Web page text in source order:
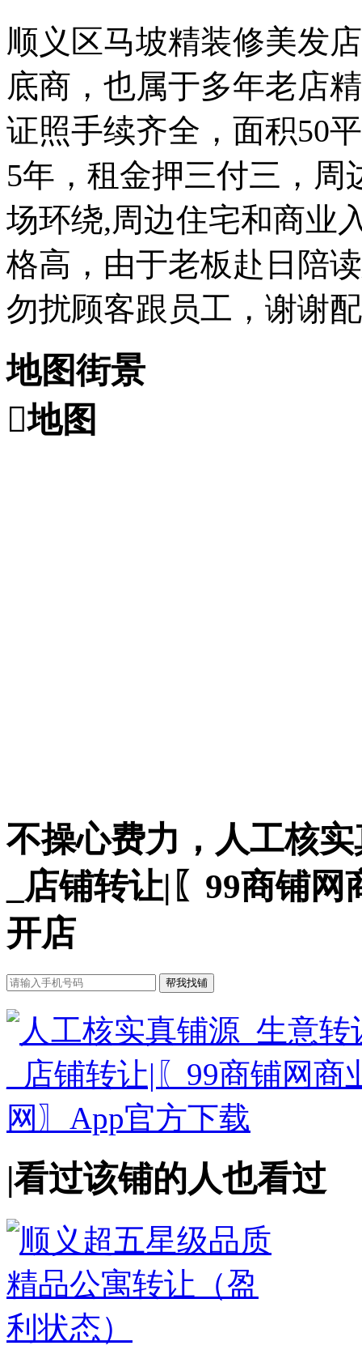
顺义区马坡精装修美发
底商，也属于多年老店
证照手续齐全，面积50
5年，租金押三付三，周
场环绕,周边住宅和商业
格高，由于老板赴日陪
勿扰顾客跟员工，谢谢
地图街景
地图
不操心费力，人工核
_店铺转让|〖99商铺
开店
|看过该铺的人也看过